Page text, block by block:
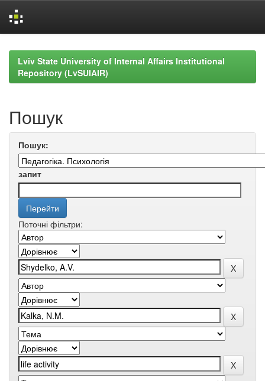
navigationLviv State University of Internal Affairs Institutional
Repository (LvSUIAIR)
Пошук
Пошук:
запит
Поточні фільтри: